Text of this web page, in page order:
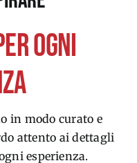
OGNI
in modo curato e
attento ai dettagli
esperienza.